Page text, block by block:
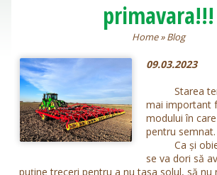
primavara!!!
Home»Blog
09.03.2023
Starea
mai important
modului în
pentru semnat.
Ca și
se va dori să
puține treceri pentru a nu tasa solul, să nu